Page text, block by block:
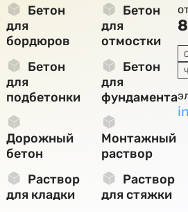
Бетон
для
бордюров
Бетон
для
отмостки
Бетон
для
подбетонки
Бетон
для
фундамента
Дорожный
бетон
Монтажный
раствор
Раствор
для кладки
Раствор
для стяжки